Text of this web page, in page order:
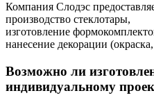
Компания Слодэс
производство стеклотары,
изготовление
нанесение декорации
Возможно ли
индивидуальному